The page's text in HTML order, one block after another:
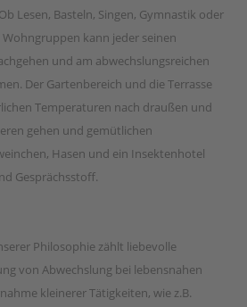
Lesen, Basteln, Singen, Gymnastik oder
kann jeder seinen
und am abwechslungsreichen
Der Gartenbereich und die Terrasse
Temperaturen nach draußen und
gehen und gemütlichen
Hasen und ein Insektenhotel
Gesprächsstoff.
Philosophie zählt liebevolle
von Abwechslung bei lebensnahen
kleinerer Tätigkeiten, wie z.B.